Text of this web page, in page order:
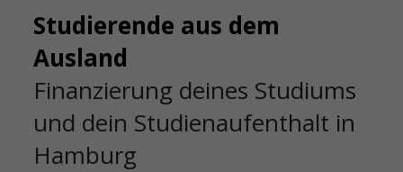
Studierende aus dem
Ausland
Finanzierung deines Studiums
und dein Studienaufenthalt in
Hamburg